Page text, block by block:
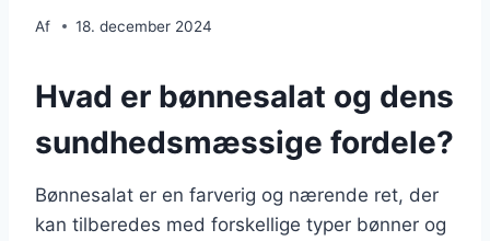
Af 18. december 2024
Hvad er bønnesalat og dens
sundhedsmæssige fordele?
Bønnesalat er en farverig og nærende ret, der
kan tilberedes med forskellige typer bønner og